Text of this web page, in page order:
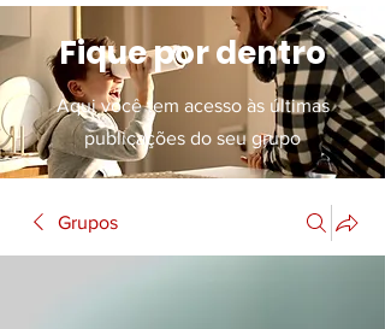
Fique por dentro
Aqui você tem acesso às últimas
publicações do seu grupo
Grupos